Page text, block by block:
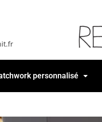
personnalisé